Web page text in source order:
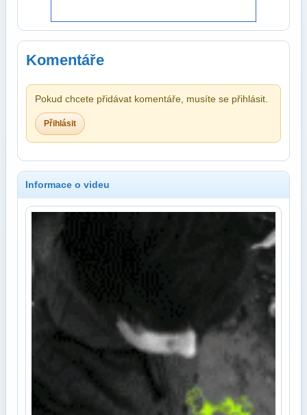
Komentáře
Pokud chcete přidávat komentáře, musíte se přihlásit.
Přihlásit
Informace o videu